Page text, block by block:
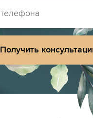
Получить